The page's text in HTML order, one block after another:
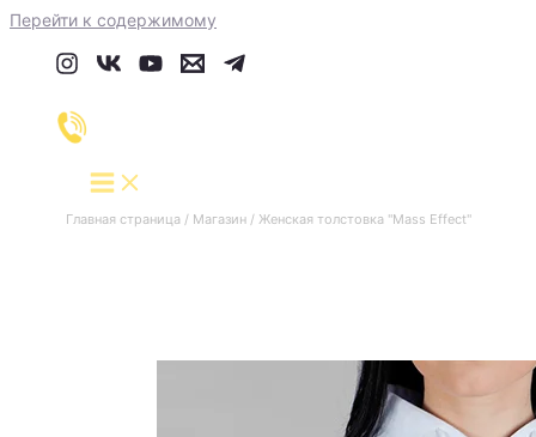
Перейти к содержимому
Главная страница/ Магазин/ Женская толстовка "Mass Effect"